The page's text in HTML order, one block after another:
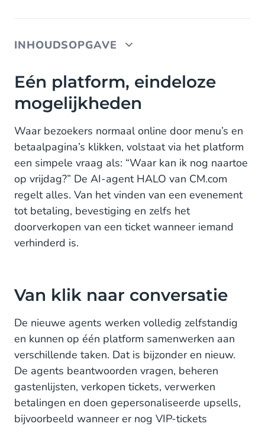
INHOUDSOPGAVE
Eén platform, eindeloze mogelijkheden
Van klik naar conversatie
Nieuwe standaard voor de eventwereld
Toekomst: van events naar andere branches
Eén platform, eindeloze
mogelijkheden
Waar bezoekers normaal online door menu’s en
betaalpagina’s klikken, volstaat via het platform
een simpele vraag als: “Waar kan ik nog naartoe
op vrijdag?” De AI-agent HALO van CM.com
regelt alles. Van het vinden van een evenement
tot betaling, bevestiging en zelfs het
doorverkopen van een ticket wanneer iemand
verhinderd is.
Van klik naar conversatie
De nieuwe agents werken volledig zelfstandig
en kunnen op één platform samenwerken aan
verschillende taken. Dat is bijzonder en nieuw.
De agents beantwoorden vragen, beheren
gastenlijsten, verkopen tickets, verwerken
betalingen en doen gepersonaliseerde upsells,
bijvoorbeeld wanneer er nog VIP-tickets